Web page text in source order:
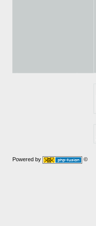
Powered by ©